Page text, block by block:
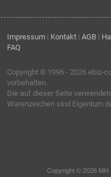
Impressum | Kontakt | AGB |
FAQ
Copyright © 1996 - 2026 ebiz-
vorbehalten.
Die auf dieser Seite
Warenzeichen sind Eigentum
Copyright © 2026 MH